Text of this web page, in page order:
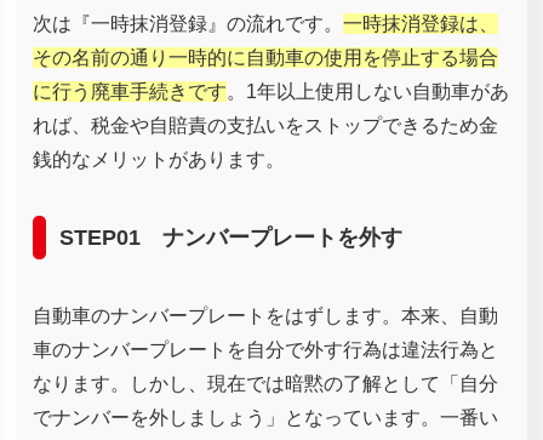
次は『一時抹消登録』の流れです。 一時抹消登録は、
その名前の通り一時的に自動車の使用を停止する場合
に行う廃車手続きです。1年以上使用しない自動車があ
れば、税金や自賠責の支払いをストップできるため金
銭的なメリットがあります。
STEP01 ナンバープレートを外す
自動車のナンバープレートをはずします。本来、自動
車のナンバープレートを自分で外す行為は違法行為と
なります。しかし、現在では暗黙の了解として「自分
でナンバーを外しましょう」となっています。一番い